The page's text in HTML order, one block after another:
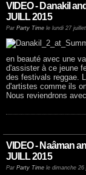
VIDEO - Danakil
JUILL 2015
Par Party Time le lundi 27
en beauté avec une
d'assister à ce jeune
des festivals reggae.
d'artistes comme ils
Nous reviendrons
VIDEO - Naâman
JUILL 2015
Par Party Time le dimanche 26